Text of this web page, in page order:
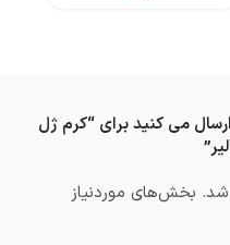
می کنید برای “کرم ژل
شد. بخش‌های موردنیاز